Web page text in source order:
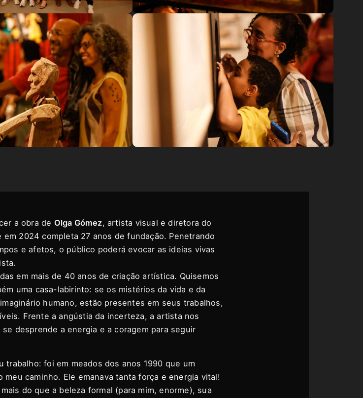
a obra de Olga Gómez, artista visual e diretora do
2024 completa 27 anos de fundação. Penetrando
e afetos, o público poderá evocar as ideias vivas
em mais de 40 anos de criação artística. Quisemos
uma casa-labirinto: se os mistérios da vida e da
humano, estão presentes em seus trabalhos,
Frente a angústia da incerteza, a artista nos
desprende a energia e a coragem para seguir
foi em meados dos anos 1990 que um
caminho. Ele emanava tanta força e energia vital!
do que a beleza formal (para mim, enorme), sua